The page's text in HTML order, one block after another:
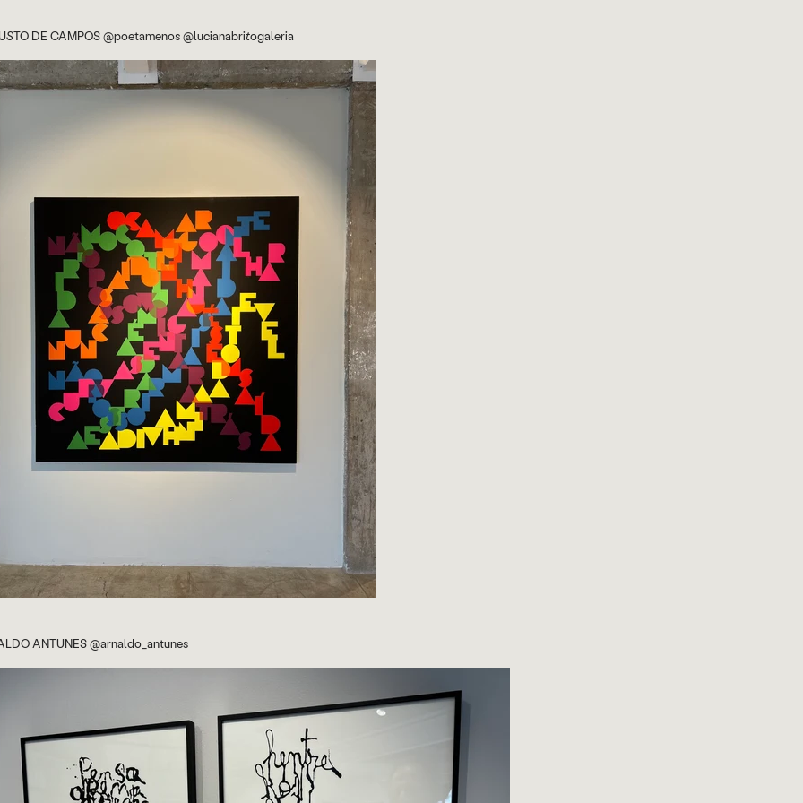
DE CAMPOS @poetamenos @lucianabritogaleria
ANTUNES @arnaldo_antunes